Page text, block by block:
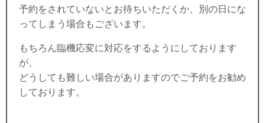
予約をされていないとお待ちいただくか、別の日にな
ってしまう場合もございます。
もちろん臨機応変に対応をするようにしております
が、
どうしても難しい場合がありますのでご予約をお勧め
しております。